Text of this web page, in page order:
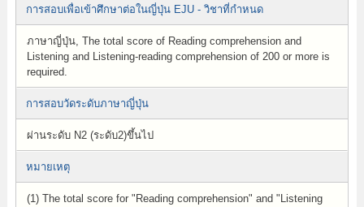
การสอบเพื่อเข้าศึกษาต่อในญี่ปุ่น EJU - วิชาที่กำหนด
ภาษาญี่ปุ่น, The total score of Reading comprehension and
Listening and Listening-reading comprehension of 200 or more is
required.
การสอบวัดระดับภาษาญี่ปุ่น
ผ่านระดับ N2 (ระดับ2)ขึ้นไป
หมายเหตุ
(1) The total score for "Reading comprehension" and "Listening